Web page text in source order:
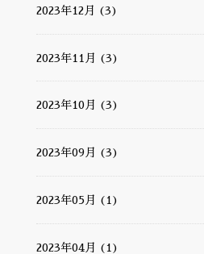
2023年12月 (3)
2023年11月 (3)
2023年10月 (3)
2023年09月 (3)
2023年05月 (1)
2023年04月 (1)